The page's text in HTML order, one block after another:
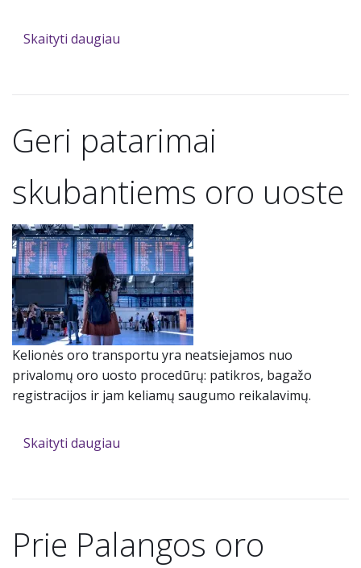
Skaityti daugiau
Geri patarimai
skubantiems oro uoste
Kelionės oro transportu yra neatsiejamos nuo
privalomų oro uosto procedūrų: patikros, bagažo
registracijos ir jam keliamų saugumo reikalavimų.
Skaityti daugiau
Prie Palangos oro